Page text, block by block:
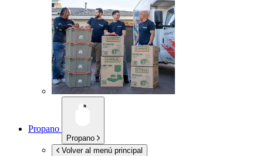
Propano
Propano
Volver al menú principal